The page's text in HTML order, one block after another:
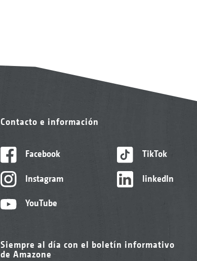
Contacto e información
Facebook
Instagram
YouTube
TikTok
linkedIn
Siempre al día con el boletín informativo
de Amazone